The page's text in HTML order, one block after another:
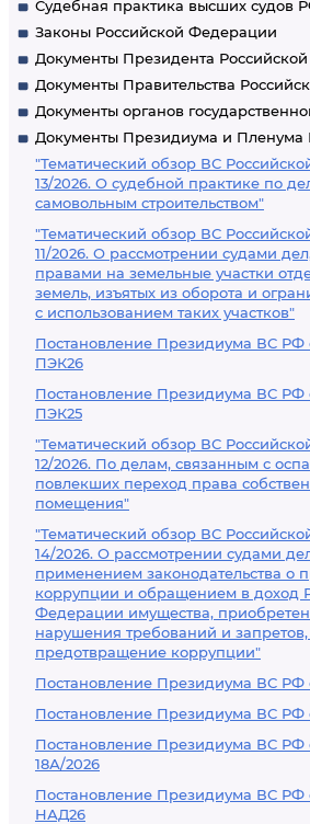
Судебная практика высших судов
Законы Российской Федерации
Документы Президента
Документы Правительства
Документы органов
Документы Президиума и
"Тематический обзор ВС
13/2026. О судебной практике по
самовольным строительством"
"Тематический обзор ВС
11/2026. О рассмотрении судами
правами на земельные участки
земель, изъятых из оборота и
с использованием таких участков"
Постановление Президиума ВС РФ
ПЭК26
Постановление Президиума ВС РФ
ПЭК25
"Тематический обзор ВС
12/2026. По делам, связанным с
повлекших переход права
помещения"
"Тематический обзор ВС
14/2026. О рассмотрении судами
применением законодательства о
коррупции и обращением в доход
Федерации имущества,
нарушения требований и
предотвращение коррупции"
Постановление Президиума ВС РФ
Постановление Президиума ВС РФ
Постановление Президиума ВС РФ
18А/2026
Постановление Президиума ВС РФ
НАД26